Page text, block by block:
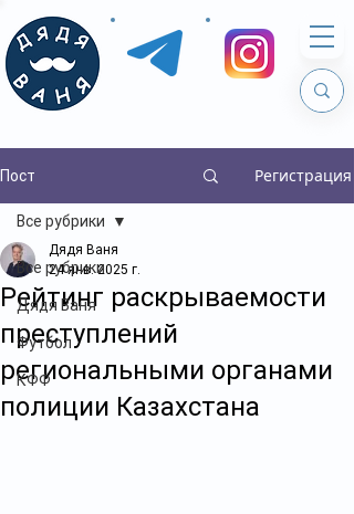
Пост Регистрация
Все рубрики
Дядя Ваня
Футбол
КФФ
Все рубрики
Рейтинг раскрываемости
преступлений
региональными органами
полиции Казахстана
Дядя Ваня
24 янв. 2025 г.